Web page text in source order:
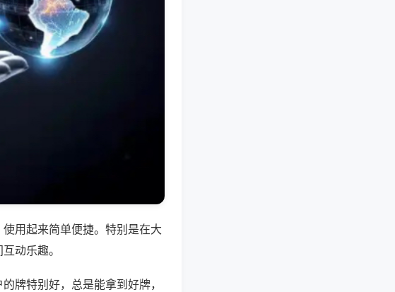
用起来简单便捷。特别是在大
动乐趣。
牌特别好，总是能拿到好牌，